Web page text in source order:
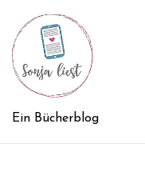
Inhalt
springen
Ein Bücherblog